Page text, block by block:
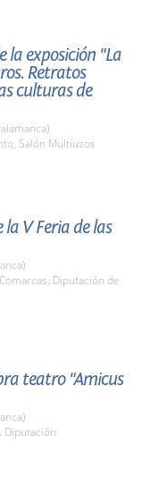
la exposición "La
Retratos
culturas de
Salón Multiusos
la V Feria de las
Diputación de
teatro "Amicus
Diputación